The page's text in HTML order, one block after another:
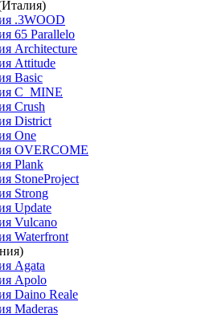
.3WOOD
65 Parallelo
Architecture
Attitude
Basic
C_MINE
Crush
District
One
OVERCOME
Plank
StoneProject
Strong
Update
Vulcano
Waterfront
Agata
Apolo
Daino Reale
Maderas